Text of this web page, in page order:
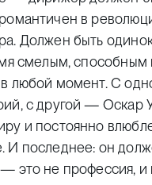
в
Должен быть
смелым, способным
любой момент. С
с другой — Оскар
и постоянно
И последнее: он
это не профессия, и